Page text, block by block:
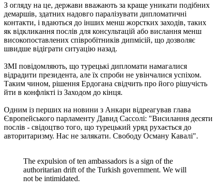
З огляду на це, держави вважають за краще уникати подібних
демаршів, здатних надовго паралізувати дипломатичні
контакти, і вдаються до інших менш жорстких заходів, таких
як відкликання послів для консультацій або вислання менш
високопоставлених співробітників дипмісій, що дозволяє
швидше відіграти ситуацію назад.
ЗМІ повідомляють, що турецькі дипломати намагалися
відрадити президента, але їх спроби не увінчалися успіхом.
Таким чином, рішення Ердогана свідчить про його рішучість
йти в конфлікті із Заходом до кінця.
Одним із перших на новини з Анкари відреагував глава
Європейського парламенту Давид Сассолі: "Висилання десяти
послів - свідоцтво того, що турецький уряд рухається до
авторитаризму. Нас не залякати. Свободу Осману Кавалі".
The expulsion of ten ambassadors is a sign of the
authoritarian drift of the Turkish government. We will
not be intimidated.